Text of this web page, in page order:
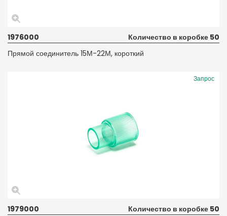
1976000
Количество в коробке 50
Прямой соединитель 15М-22М, короткий
Запрос
1979000
Количество в коробке 50